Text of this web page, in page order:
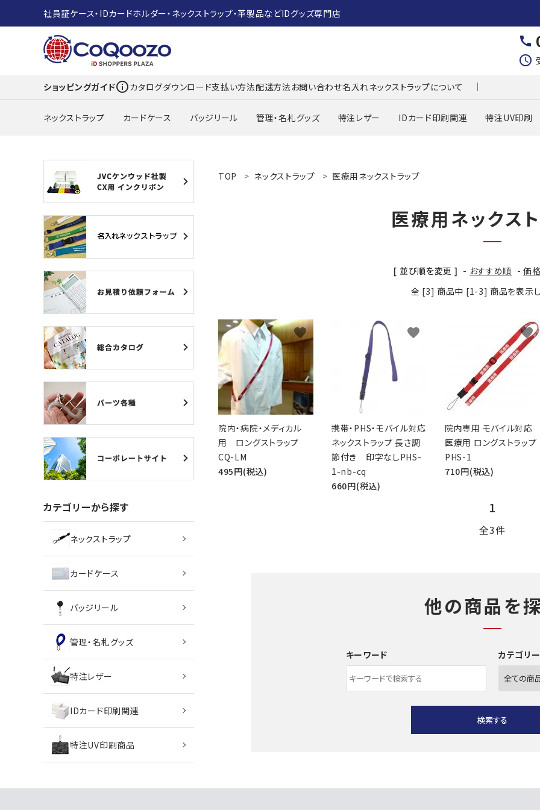
社員証ケース・IDカードホルダー・ネックストラップ・革製品などIDグッズ専門店
call
schedule
ショッピングガイドinfo_outlineカタログダウンロード支払い方法配送方法 お問い合わせ名入れネックストラップについて
ネックストラップ カードケース バッジリール 管理・名札グッズ 特注レザー IDカード印刷関連 特注UV印刷
search
ACCOUNT MENU
ようこそ ゲスト 様
ログイン
ネックストラップ
カードケース
バッジリール
管理・名札グッズ
牛革・合皮
プライバシーポリシー
特定商取引法について
TOP ネックストラップ 医療用ネックストラップ
医療用ネックス
[ 並び順を変更 ] - おすすめ順 -価
全 [3] 商品中 [1-3] 商品を表示し
院内・病院・メディカル
用 ロングストラップ
CQ-LM
495円(税込)
favorite
携帯・PHS・モバイル対応
ネックストラップ 長さ調
節付き 印字なしPHS-
1-nb-cq
660円(税込)
favorite
院内専用 モバイル対応
医療用 ロングストラップ
PHS-1
710円(税込)
favorite
1
全3件
他の商品を
キーワード カテゴリー
検索する
カテゴリーから探す
ネックストラップ
カードケース
バッジリール
管理・名札グッズ
特注レザー
IDカード印刷関連
特注UV印刷商品